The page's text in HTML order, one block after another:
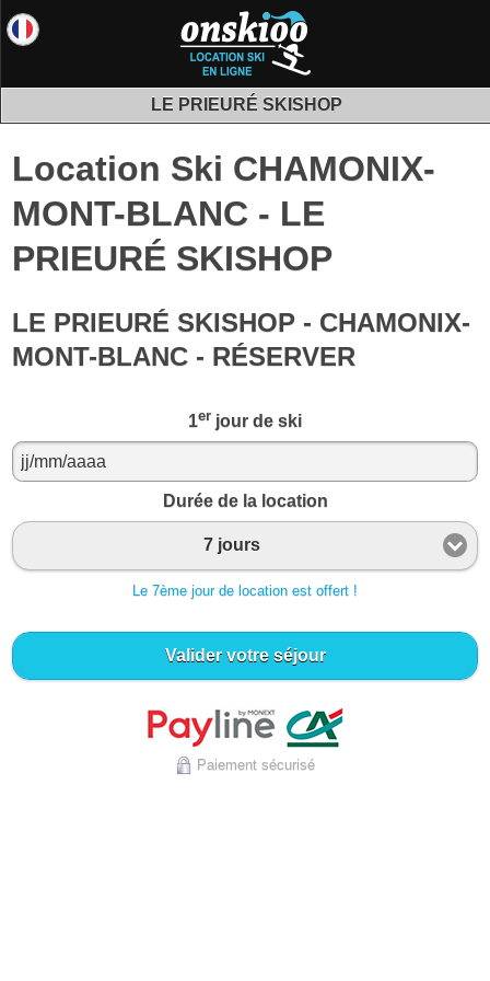
LE PRIEURÉ SKISHOP
Location Ski CHAMONIX-
MONT-BLANC - LE
PRIEURÉ SKISHOP
LE PRIEURÉ SKISHOP - CHAMONIX-
MONT-BLANC - RÉSERVER
1er jour de ski
Durée de la location
7 jours
Le 7ème jour de location est offert !
Valider votre séjour
Paiement sécurisé